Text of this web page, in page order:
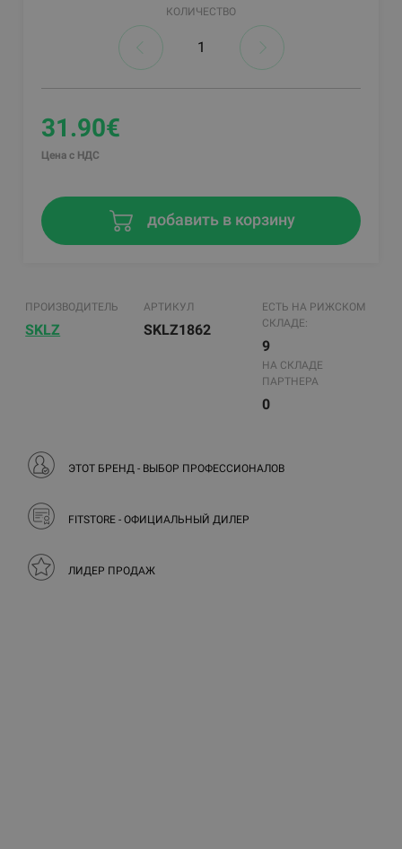
КОЛИЧЕСТВО
31.90€
Цена с НДС
добавить в корзину
ПРОИЗВОДИТЕЛЬ
SKLZ
АРТИКУЛ
SKLZ1862
ЕСТЬ НА РИЖСКОМ
СКЛАДЕ:
9
НА СКЛАДЕ
ПАРТНЕРА
0
ЭТОТ БРЕНД - ВЫБОР ПРОФЕССИОНАЛОВ
FITSTORE - ОФИЦИАЛЬНЫЙ ДИЛЕР
ЛИДЕР ПРОДАЖ